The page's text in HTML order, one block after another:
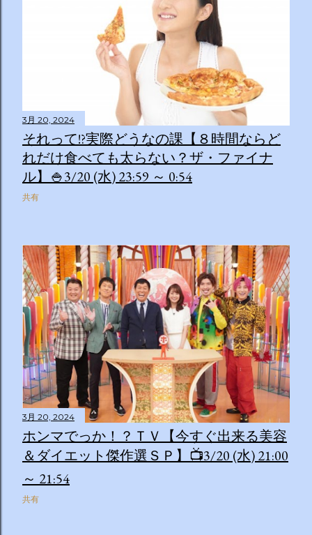
3月 20, 2024
それって!?実際どうなの課【８時間ならど
れだけ食べても太らない？ザ・ファイナ
ル】🍚3/20 (水) 23:59 ～ 0:54
共有
3月 20, 2024
ホンマでっか！？ＴＶ【今すぐ出来る美容
＆ダイエット傑作選ＳＰ】📺3/20 (水) 21:00
～ 21:54
共有